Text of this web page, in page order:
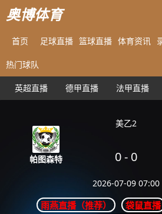
奥博体育
首页 足球直播 篮球直播 体育资讯
热门球队
英超直播 德甲直播 法甲直播
帕图森特
美乙2
0- 0
2026-07-09 07:00
雨燕直播（推荐） 袋鼠直播